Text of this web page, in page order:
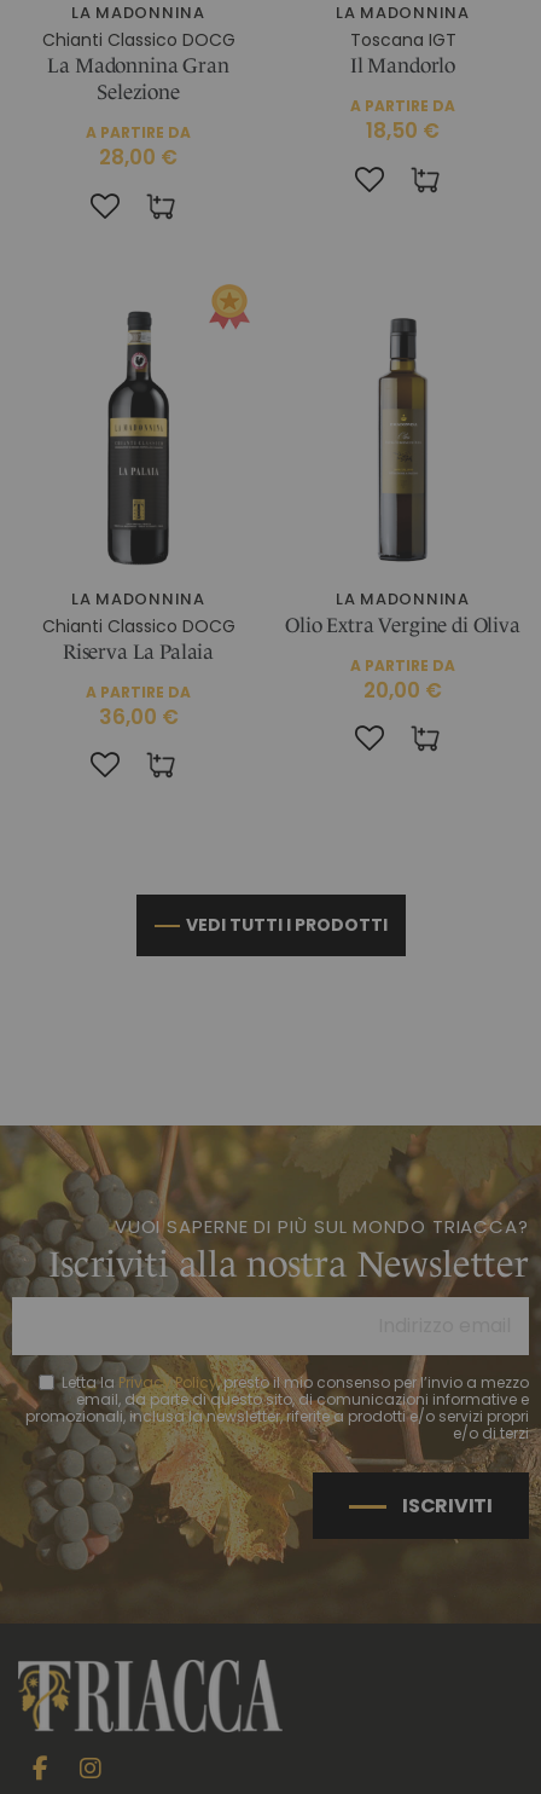
LA MADONNINA
Chianti Classico DOCG
La Madonnina Gran
Selezione
A PARTIRE DA
28,00 €
LA MADONNINA
Toscana IGT
Il Mandorlo
A PARTIRE DA
18,50 €
LA MADONNINA
Chianti Classico DOCG
Riserva La Palaia
A PARTIRE DA
36,00 €
LA MADONNINA
Olio Extra Vergine di Oliva
A PARTIRE DA
20,00 €
VEDI TUTTI I PRODOTTI
VUOI SAPERNE DI PIÙ SUL MONDO TRIACCA?
Iscriviti alla nostra Newsletter
Letta la Privacy Policy, presto il mio consenso per l’invio a mezzo
email, da parte di questo sito, di comunicazioni informative e
promozionali, inclusa la newsletter, riferite a prodotti e/o servizi propri
e/o di terzi
ISCRIVITI